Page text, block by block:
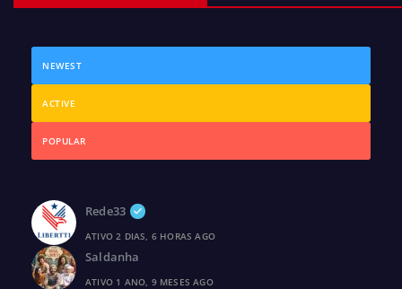
NEWEST
ACTIVE
POPULAR
Rede33
ATIVO 2 DIAS, 6 HORAS AGO
Saldanha
ATIVO 1 ANO, 9 MESES AGO